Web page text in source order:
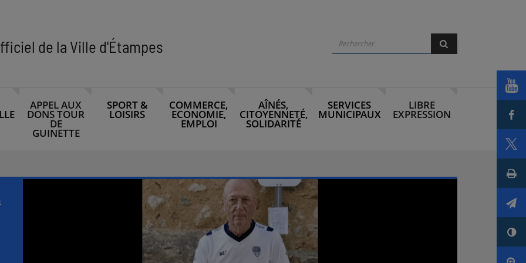
de la Ville d'Étampes Rechercher
APPEL AUX
DONS TOUR
DE
GUINETTE
SPORT &
LOISIRS
COMMERCE,
ECONOMIE,
EMPLOI
AÎNÉS,
CITOYENNETÉ,
SOLIDARITÉ
SERVICES
MUNICIPAUX
LIBRE
EXPRESSION